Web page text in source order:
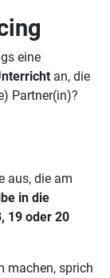
eine
an, die
Partner(in)?
aus, die am
in die
19 oder 20
machen, sprich